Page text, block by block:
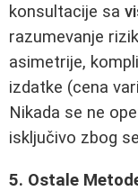
konsultacije sa
razumevanje
asimetrije,
izdatke (cena
Nikada se ne
isključivo zbog
5. Ostale